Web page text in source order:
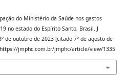
do Ministério da Saúde nos gastos
no estado do Espírito Santo, Brasil. J
de outubro de 2023 [citado 7º de agosto de
jmphc.com.br/jmphc/article/view/1335